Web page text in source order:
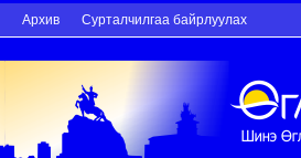
Архив Сурталчилгаа байрлуулах